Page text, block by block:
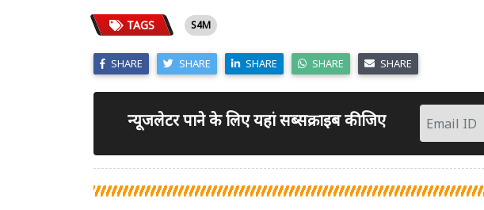
TAGS S4M
SHARE SHARE SHARE SHARE SHARE
न्यूजलेटर पाने के लिए यहां सब्सक्राइब कीजिए